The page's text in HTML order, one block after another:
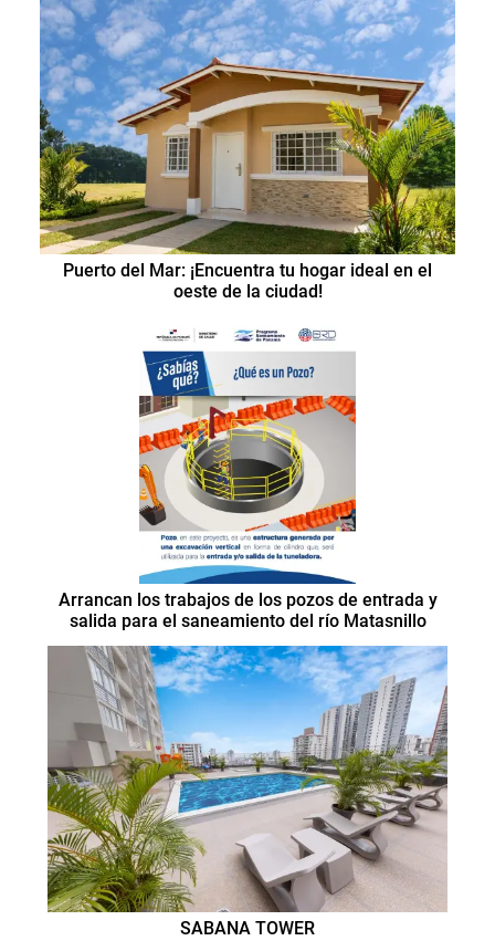
Puerto del Mar: ¡Encuentra tu hogar ideal en el
oeste de la ciudad!
Arrancan los trabajos de los pozos de entrada y
salida para el saneamiento del río Matasnillo
SABANA TOWER